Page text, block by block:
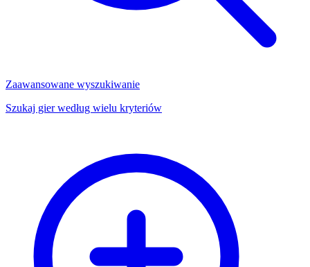
Zaawansowane wyszukiwanie
Szukaj gier według wielu kryteriów